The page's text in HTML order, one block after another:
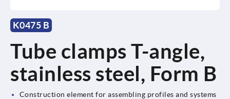
K0475 B
Tube clamps T-angle,
stainless steel, Form B
Construction element for assembling profiles and systems